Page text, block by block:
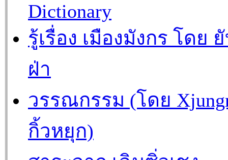
Dictionary
รู้เรื่อง เมืองมังกร โดย
ฝ่า
วรรณกรรม (โดย
กิ้วหยุก)